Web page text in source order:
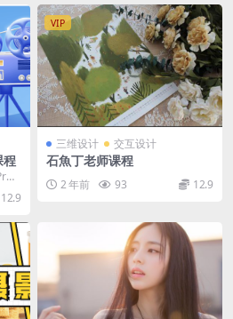
程
进
12.9
VIP
三维设计 交互设计
石魚丁老师课程
2 年前 93 12.9